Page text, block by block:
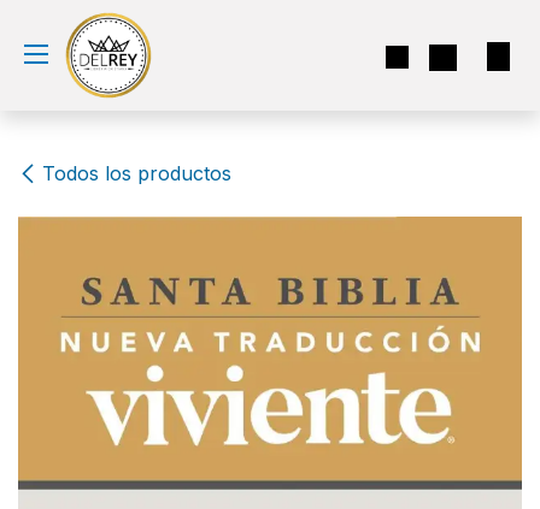
Ir al contenido
Todos los productos